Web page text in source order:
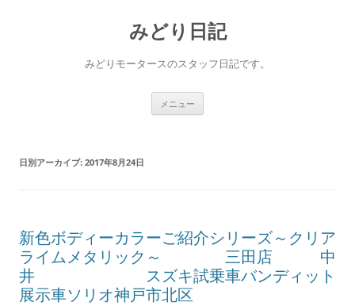
みどり日記
みどりモータースのスタッフ日記です。
メニュー
日別アーカイブ: 2017年8月24日
新色ボディーカラーご紹介シリーズ～クリア
ライムメタリック～ 三田店 中
井 スズキ試乗車バンディット
展示車ソリオ神戸市北区